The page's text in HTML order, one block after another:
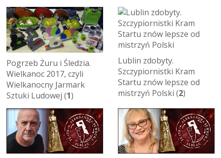
Pogrzeb Żuru i Śledzia.
Wielkanoc 2017, czyli
Wielkanocny Jarmark
Sztuki Ludowej (1)
Lublin zdobyty.
Szczypiornistki Kram
Startu znów lepsze od
mistrzyń Polski (2)